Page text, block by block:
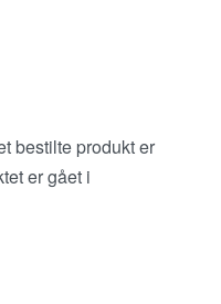
bestilte produkt er
er gået i